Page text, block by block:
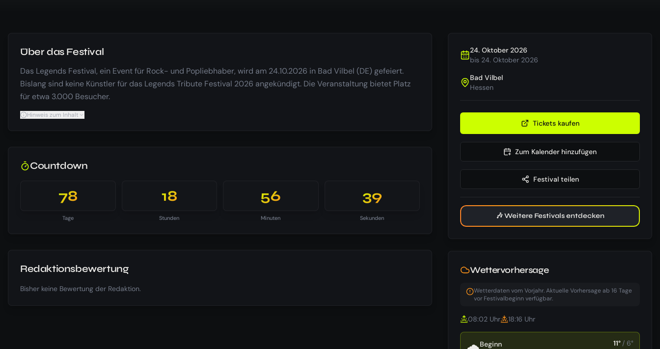
Über das Festival
Das Legends Festival, ein Event für Rock- und Popliebhaber, wird am 24.10.2026 in Bad Vilbel (DE) gefeiert.
Bislang sind keine Künstler für das Legends Tribute Festival 2026 angekündigt. Die Veranstaltung bietet Platz
für etwa 3.000 Besucher.
Hinweis zum Inhalt
Countdown
78
Tage
18
Stunden
56
Minuten
39
Sekunden
Redaktionsbewertung
Bisher keine Bewertung der Redaktion.
24. Oktober 2026
bis 24. Oktober 2026
Bad Vilbel
Hessen
Tickets kaufen
Zum Kalender hinzufügen
Festival teilen
🎶 Weitere Festivals entdecken
Wettervorhersage
Wetterdaten vom Vorjahr. Aktuelle Vorhersage ab 16 Tage
vor Festivalbeginn verfügbar.
08:02 Uhr 18:16 Uhr
Beginn 11° / 6°